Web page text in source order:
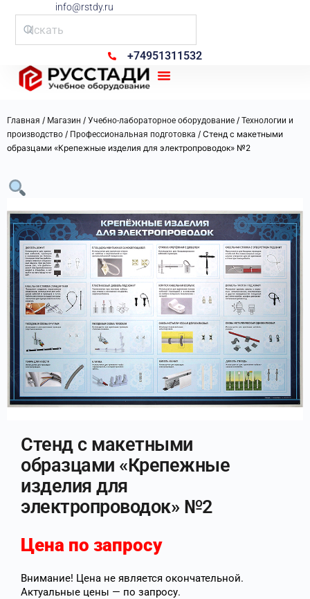
info@rstdy.ru
+74951311532
Главная / Магазин / Учебно-лабораторное оборудование / Технологии и
производство / Профессиональная подготовка / Стенд с макетными
образцами «Крепежные изделия для электропроводок» №2
Стенд с макетными
образцами «Крепежные
изделия для
электропроводок» №2
Цена по запросу
Внимание! Цена не является окончательной.
Актуальные цены — по запросу.